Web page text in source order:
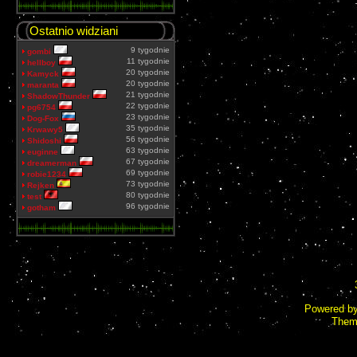
Ostatnio widziani
gombi
9 tygodnie
hellboy
11 tygodnie
Kamyck
20 tygodnie
maranta
20 tygodnie
ShadowThunder
21 tygodnie
pg6754
22 tygodnie
Dog-Fox
23 tygodnie
Krwawy5
35 tygodnie
Shidoshi
56 tygodnie
euginne
63 tygodnie
dreamerman
67 tygodnie
robie1234
69 tygodnie
Rejken
73 tygodnie
test
80 tygodnie
gotham
96 tygodnie
Powered